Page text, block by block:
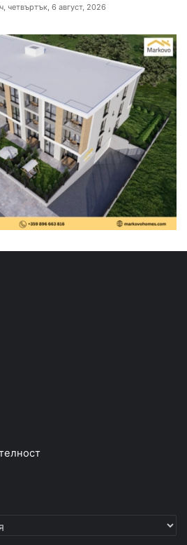
четвъртък, 6 август, 2026